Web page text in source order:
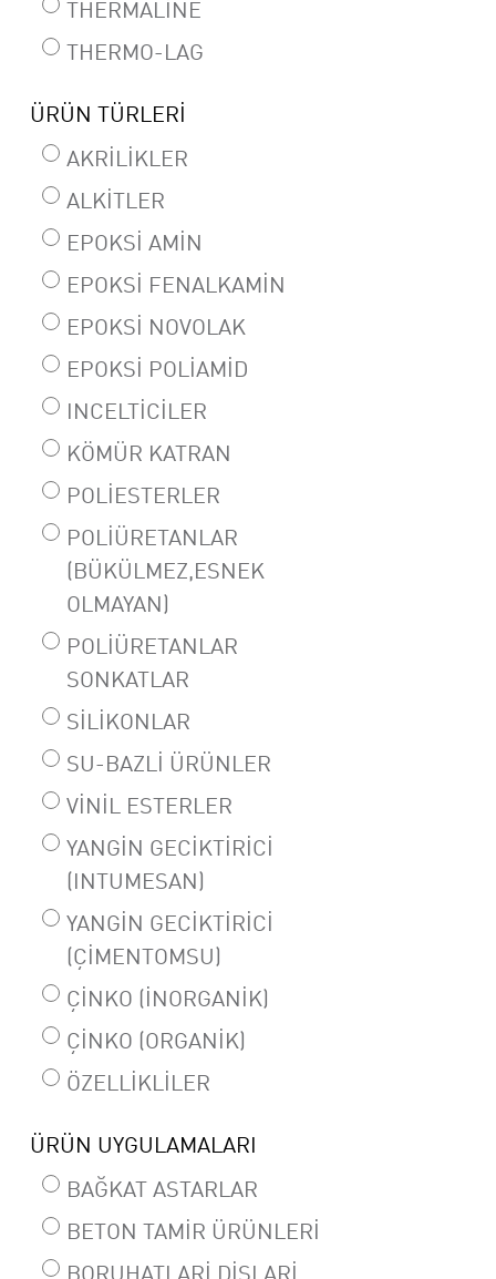
THERMALINE
THERMO-LAG
ÜRÜN TÜRLERI
AKRILIKLER
ALKITLER
EPOKSI AMIN
EPOKSI FENALKAMIN
EPOKSI NOVOLAK
EPOKSI POLIAMID
INCELTICILER
KÖMÜR KATRAN
POLIESTERLER
POLIÜRETANLAR
(BÜKÜLMEZ,ESNEK
OLMAYAN)
POLIÜRETANLAR
SONKATLAR
SILIKONLAR
SU-BAZLI ÜRÜNLER
VINIL ESTERLER
YANGIN GECIKTIRICI
(INTUMESAN)
YANGIN GECIKTIRICI
(ÇIMENTOMSU)
ÇINKO (INORGANIK)
ÇINKO (ORGANIK)
ÖZELLIKLILER
ÜRÜN UYGULAMALARI
BAĞKAT ASTARLAR
BETON TAMIR ÜRÜNLERI